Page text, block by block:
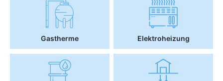
Gastherme Elektroheizung